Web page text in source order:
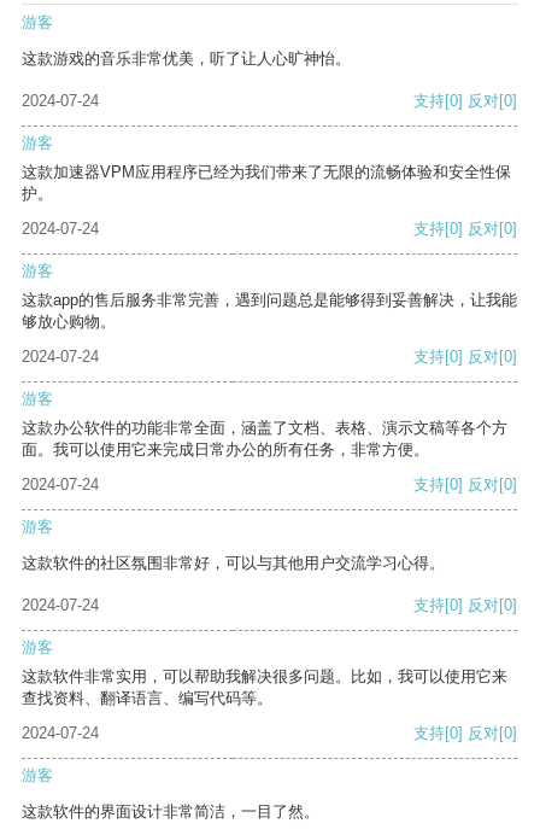
游客
这款游戏的音乐非常优美，听了让人心旷神怡。
2024-07-24 支持[0] 反对[0]
游客
这款加速器VPM应用程序已经为我们带来了无限的流畅体验和安全性保
护。
2024-07-24
支持[0] 反对[0]
游客
这款app的售后服务非常完善，遇到问题总是能够得到妥善解决，让我能
够放心购物。
2024-07-24
支持[0] 反对[0]
游客
这款办公软件的功能非常全面，涵盖了文档、表格、演示文稿等各个方
面。我可以使用它来完成日常办公的所有任务，非常方便。
2024-07-24
支持[0] 反对[0]
游客
这款软件的社区氛围非常好，可以与其他用户交流学习心得。
2024-07-24 支持[0] 反对[0]
游客
这款软件非常实用，可以帮助我解决很多问题。比如，我可以使用它来
查找资料、翻译语言、编写代码等。
2024-07-24
支持[0] 反对[0]
游客
这款软件的界面设计非常简洁，一目了然。